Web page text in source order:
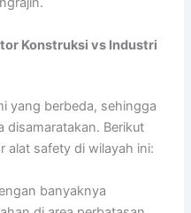
Konstruksi vs Industri
yang berbeda, sehingga
disamaratakan. Berikut
alat safety di wilayah ini:
banyaknya